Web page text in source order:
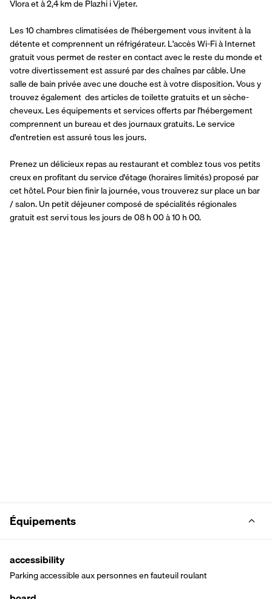
Vlora et à 2,4 km de Plazhi i Vjeter.
Les 10 chambres climatisées de l'hébergement vous invitent à la
détente et comprennent un réfrigérateur. L'accès Wi-Fi à Internet
gratuit vous permet de rester en contact avec le reste du monde et
votre divertissement est assuré par des chaînes par câble. Une
salle de bain privée avec une douche est à votre disposition. Vous y
trouvez également  des articles de toilette gratuits et un sèche-
cheveux. Les équipements et services offerts par l'hébergement
comprennent un bureau et des journaux gratuits. Le service
d'entretien est assuré tous les jours.
Prenez un délicieux repas au restaurant et comblez tous vos petits
creux en profitant du service d'étage (horaires limités) proposé par
cet hôtel. Pour bien finir la journée, vous trouverez sur place un bar
/ salon. Un petit déjeuner composé de spécialités régionales
gratuit est servi tous les jours de 08 h 00 à 10 h 00.
Équipements
accessibility
Parking accessible aux personnes en fauteuil roulant